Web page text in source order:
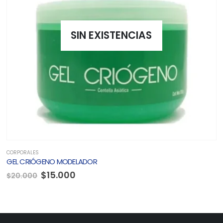
SIN EXISTENCIAS
CORPORALES
GEL CRIÓGENO MODELADOR
$20.000 El
precio
$20.000.
$15.000
$15.000.